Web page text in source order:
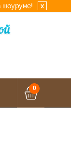
шоуруме! x
0